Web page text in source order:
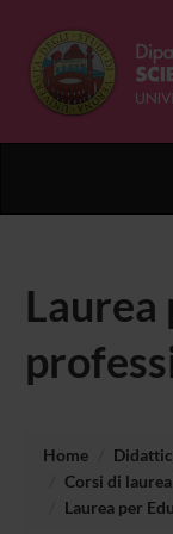
Laurea
Home
Corsi di
Laurea per